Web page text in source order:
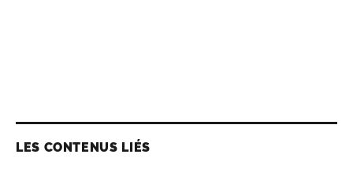
LES CONTENUS LIÉS